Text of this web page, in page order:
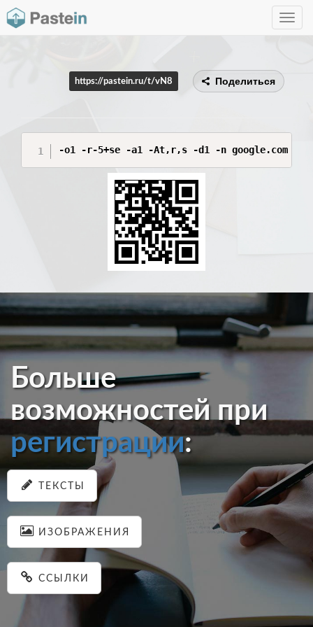
Toggle
https://pastein.ru/t/vN8 Поделиться
-o1 -r-5+se -a1 -At,r,s -d1 -n google.com -
Больше
возможностей при
регистрации:
ТЕКСТЫ
ИЗОБРАЖЕНИЯ
ССЫЛКИ